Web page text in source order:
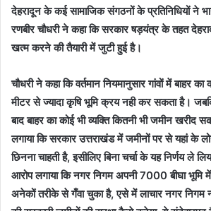
देहरादून के कई सामाजिक संगठनों के प्रतिनिधियों ने
रणबीर चौधरी ने कहा कि सरकार षड़यंत्र के तहत
खत्म करने की तैयारी में जुटी हुई है।
चौधरी ने कहा कि वर्तमान नियमानुसार गांवों में बाहर का
मीटर से ज्यादा कृषि भूमि क्रय नही कर सकता है।
बाद बाहर का कोई भी व्यक्ति कितनी भी जमीन खरीद
लगाया कि सरकार उत्तराखंड में जमीनों पर से यहां के
छिनना चाहती है, इसीलिए बिना चर्चा के यह निर्णय ले
आरोप लगाया कि नगर निगम अपनी 7000 बीघा
अनेकों तरीके से गँवा चुका है, एसे में लाचार नगर निगम